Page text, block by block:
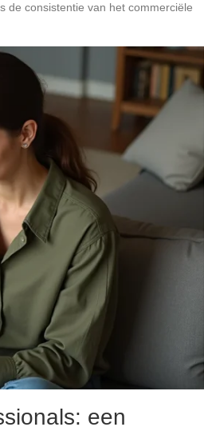
de consistentie van het commerciële
een